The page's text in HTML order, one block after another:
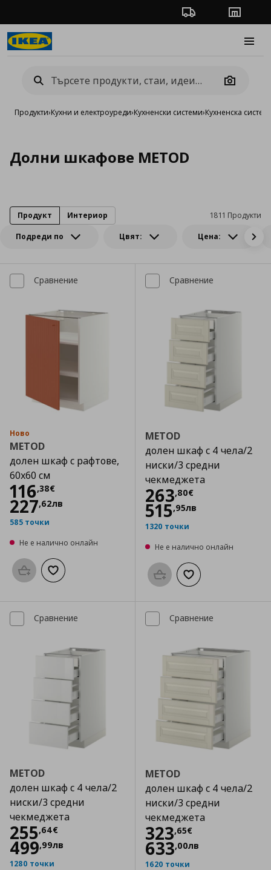
Проследяване на
Camera
Продукти›Кухни и електроуреди›Кухненски системи›Кухненска
Долни шкафове METOD
Подреди по Цвят: Цена:
1811 Продукти
Продукт Интериор
Сравнение
Ново
METOD
долен шкаф с рафтове,
60x60 см
116,38€
Цена
227,62лв
585 точки
Не е налично онлайн
Προσθήκη στο καλάθι
Добави към списъка с любими
Сравнение
METOD
долен шкаф с 4 чела/2
ниски/3 средни
чекмеджета
263,80€
Цена
515,95лв
1320 точки
Не е налично онлайн
Προσθήκη στο καλάθι
Добави към
Сравнение
METOD
долен шкаф с 4 чела/2
ниски/3 средни
чекмеджета
255,64€
Цена
499,99лв
1280 точки
Сравнение
METOD
долен шкаф с 4 чела/2
ниски/3 средни
чекмеджета
323,65€
Цена
633,00лв
1620 точки